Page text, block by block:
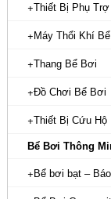
Thiết Bị Phụ
Máy Thổi Khí
Thang Bể Bơi
Đồ Chơi Bể Bơi
Thiết Bị Cứu Hộ
Bể Bơi Thông
Bể bơi bạt –